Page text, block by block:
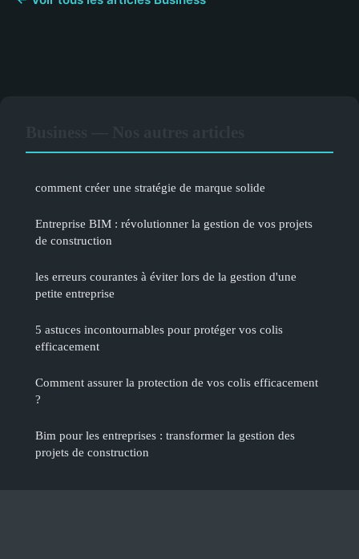
comment créer une stratégie de marque solide
Entreprise BIM : révolutionner la gestion de vos projets
de construction
les erreurs courantes à éviter lors de la gestion d'une
petite entreprise
5 astuces incontournables pour protéger vos colis
efficacement
Comment assurer la protection de vos colis efficacement
?
Bim pour les entreprises : transformer la gestion des
projets de construction